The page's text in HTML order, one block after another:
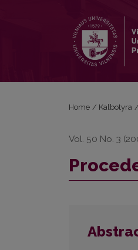
Home / Kalbotyra /
Vol. 50 No. 3